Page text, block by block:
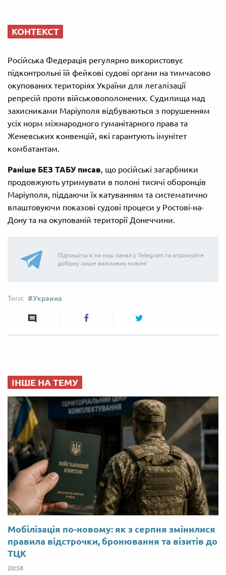
КОНТЕКСТ
Російська Федерація регулярно використовує
підконтрольні їй фейкові судові органи на тимчасово
окупованих територіях України для легалізації
репресій проти військовополонених. Судилища над
захисниками Маріуполя відбуваються з порушенням
усіх норм міжнародного гуманітарного права та
Женевських конвенцій, які гарантують імунітет
комбатантам.
Раніше БЕЗ ТАБУ писав , що російські загарбники
продовжують утримувати в полоні тисячі оборонців
Маріуполя, піддаючи їх катуванням та систематично
влаштовуючи показові судові процеси у Ростові-на-
Дону та на окупованій території Донеччини.
Підпишіться на наш канал у Telegram та отримуйте
добірку лише важливих новин!
Украина
ІНШЕ НА ТЕМУ
Мобілізація по-новому: як з серпня змінилися
правила відстрочки, бронювання та візитів до
ТЦК
20:58